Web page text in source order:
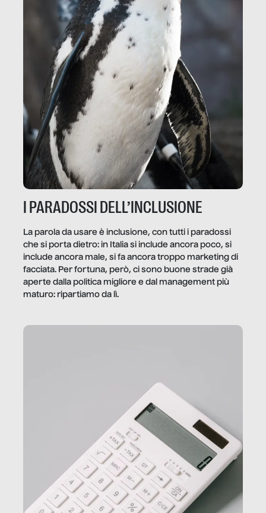
I PARADOSSI DELL’INCLUSIONE
La parola da usare è inclusione, con tutti i paradossi
che si porta dietro: in Italia si include ancora poco, si
include ancora male, si fa ancora troppo marketing di
facciata. Per fortuna, però, ci sono buone strade già
aperte dalla politica migliore e dal management più
maturo: ripartiamo da lì.